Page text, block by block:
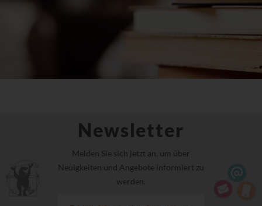
Newsletter
Melden Sie sich jetzt an, um über
Neuigkeiten und Angebote informiert zu
werden.